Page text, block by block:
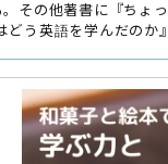
その他著書に『ちょ
どう英語を学んだのか